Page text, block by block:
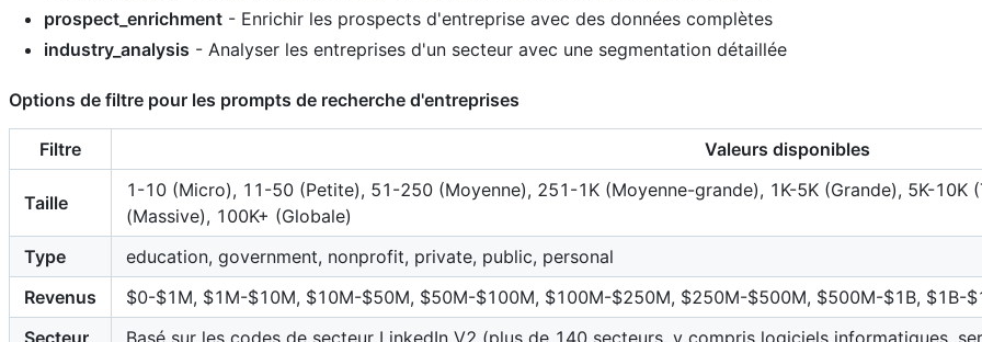
prospect_enrichment - Enrichir les prospects d'entreprise avec des données complètes
industry_analysis - Analyser les entreprises d'un secteur avec une segmentation détaillée
Options de filtre pour les prompts de recherche d'entreprises
Filtre Valeurs disponibles
Taille
1-10 (Micro), 11-50 (Petite), 51-250 (Moyenne), 251-1K (Moyenne-grande), 1K-5K (Grande), 5K-10K
(Massive), 100K+ (Globale)
Type
education, government, nonprofit, private, public, personal
Revenus
$0-$1M, $1M-$10M, $10M-$50M, $50M-$100M, $100M-$250M, $250M-$500M, $500M-$1B, $1B-
Secteur
Basé sur les codes de secteur LinkedIn V2 (plus de 140 secteurs, y compris logiciels informatiques,